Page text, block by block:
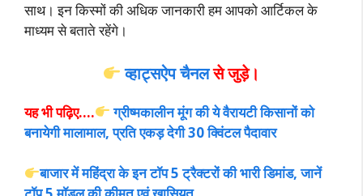
साथ। इन किस्मों की अधिक जानकारी हम आपको आर्टिकल के
माध्यम सेबताते रहेंगे।
व्हाट्सऐप चैनलसे जुड़े।
यह भी पढ़िए….
ग्रीष्मकालीन मूंग की ये वैरायटी किसानों को
बनायेगी मालामाल, प्रति एकड़ देगी 30 क्विंटल पैदावार
बाजार में महिंद्रा के इन टॉप 5 ट्रैक्टरों की भारी डिमांड, जानें